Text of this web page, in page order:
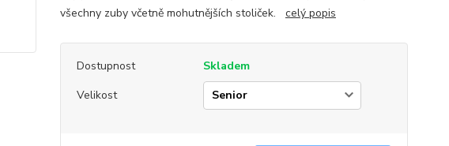
všechny zuby včetně mohutnějších stoliček. celý popis
Dostupnost
Skladem
Velikost